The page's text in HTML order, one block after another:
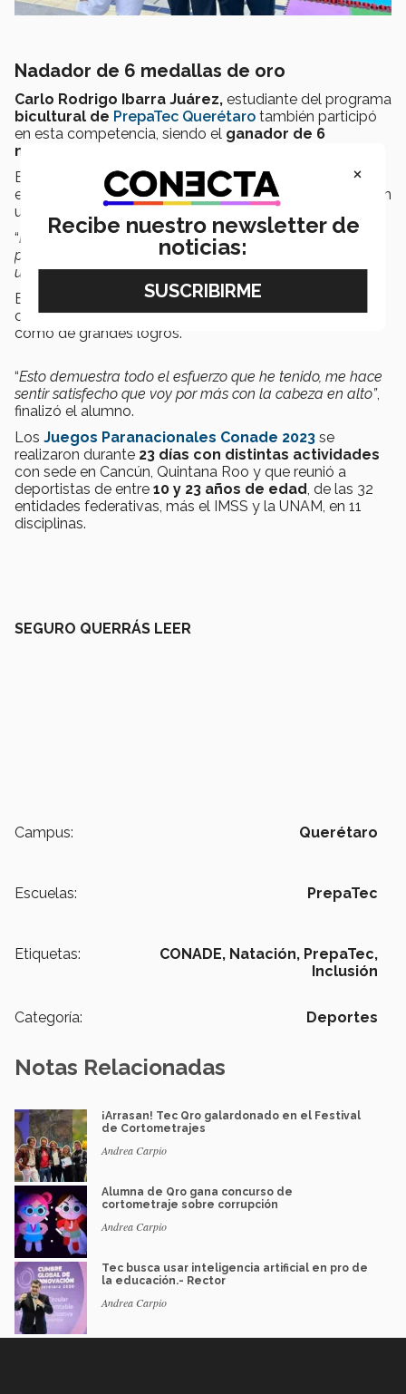
Nadador de 6 medallas de oro
Carlo Rodrigo Ibarra Juárez, estudiante del programa
bicultural de PrepaTec Querétaro también participó
en esta competencia, siendo el ganador de 6
medallas de oro.
Este nadador lleva 3 años compitiendo, por lo que su
expertise en el área es de gran amplitud, colocándolo en
una posición favorable en la competencia.
“Lo que más me hace sentir orgulloso es que me he
preparado mucho para estas competencias y me brinda
una gran confianza a la hora de nadar”, comentó Carlo.
El joven desea seguir preparándose para futuras
competencias y extender su récord de aprendizajes,
como de grandes logros.
“Esto demuestra todo el esfuerzo que he tenido, me hace
sentir satisfecho que voy por más con la cabeza en alto”,
finalizó el alumno.
Los Juegos Paranacionales Conade 2023 se
realizaron durante 23 días con distintas actividades
con sede en Cancún, Quintana Roo y que reunió a
deportistas de entre 10 y 23 años de edad , de las 32
entidades federativas, más el IMSS y la UNAM, en 11
disciplinas.
SEGURO QUERRÁS LEER
Campus: Querétaro
Escuelas: PrepaTec
Etiquetas: CONADE, Natación, PrepaTec,
Inclusión
Categoría: Deportes
Notas Relacionadas
¡Arrasan! Tec Qro galardonado en el Festival
de Cortometrajes
Andrea Carpio
Alumna de Qro gana concurso de
cortometraje sobre corrupción
Andrea Carpio
Tec busca usar inteligencia artificial en pro de
la educación.- Rector
Andrea Carpio
×
Recibe nuestro newsletter de
noticias: